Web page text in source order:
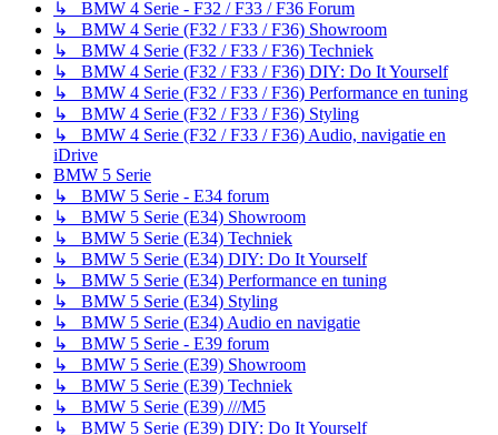
↳ BMW 4 Serie - F32 / F33 / F36 Forum
↳ BMW 4 Serie (F32 / F33 / F36) Showroom
↳ BMW 4 Serie (F32 / F33 / F36) Techniek
↳ BMW 4 Serie (F32 / F33 / F36) DIY: Do It Yourself
↳ BMW 4 Serie (F32 / F33 / F36) Performance en tuning
↳ BMW 4 Serie (F32 / F33 / F36) Styling
↳ BMW 4 Serie (F32 / F33 / F36) Audio, navigatie en
iDrive
BMW 5 Serie
↳ BMW 5 Serie - E34 forum
↳ BMW 5 Serie (E34) Showroom
↳ BMW 5 Serie (E34) Techniek
↳ BMW 5 Serie (E34) DIY: Do It Yourself
↳ BMW 5 Serie (E34) Performance en tuning
↳ BMW 5 Serie (E34) Styling
↳ BMW 5 Serie (E34) Audio en navigatie
↳ BMW 5 Serie - E39 forum
↳ BMW 5 Serie (E39) Showroom
↳ BMW 5 Serie (E39) Techniek
↳ BMW 5 Serie (E39) ///M5
↳ BMW 5 Serie (E39) DIY: Do It Yourself